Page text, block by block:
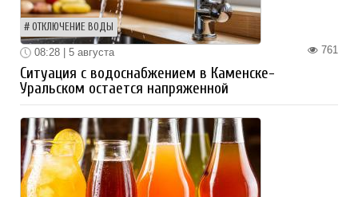
ОТКЛЮЧЕНИЕ ВОДЫ
761
08:28 | 5 августа
Ситуация с водоснабжением в Каменске-
Уральском остается напряженной